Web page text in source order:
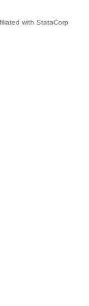
with StataCorp